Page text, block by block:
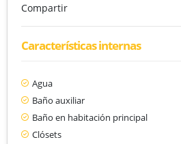
Compartir
Características internas
Agua
Baño auxiliar
Baño en habitación principal
Clósets